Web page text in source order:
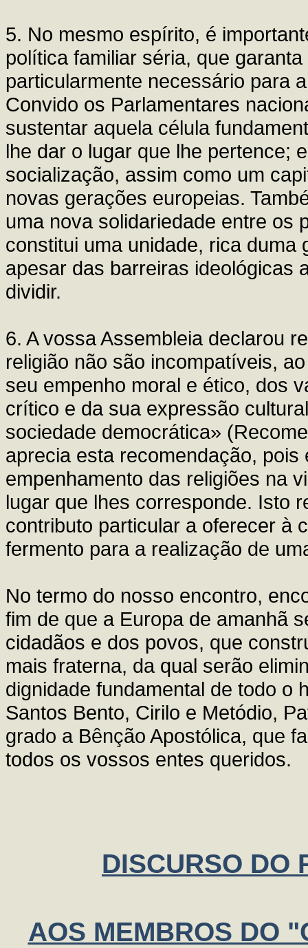
5. No mesmo espírito, é
política familiar séria, que
particularmente necessário para
Convido os Parlamentares
sustentar aquela célula
lhe dar o lugar que lhe pertence;
socialização, assim como um
novas gerações europeias.
uma nova solidariedade entre os
constitui uma unidade, rica
apesar das barreiras ideológicas
dividir.
6. A vossa Assembleia declarou
religião não são incompatíveis,
seu empenho moral e ético, dos
crítico e da sua expressão
sociedade democrática»
aprecia esta recomendação,
empenhamento das religiões na
lugar que lhes corresponde. Isto
contributo particular a oferecer à
fermento para a realização de
No termo do nosso encontro,
fim de que a Europa de amanhã
cidadãos e dos povos, que
mais fraterna, da qual serão
dignidade fundamental de todo o
Santos Bento, Cirilo e Metódio,
grado a Bênção Apostólica, que
todos os vossos entes queridos.
DISCURSO DO
AOS MEMBROS DO